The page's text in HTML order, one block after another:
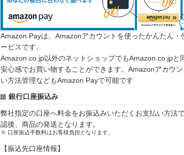
Amazon Payは、Amazonアカウントを使ったかんたん・
ービスです。
Amazon.co.jp以外のネットショップでもAmazon.co.jpと
安心感でお買い物することができます。Amazonアカウ
い方法管理などもAmazon Payで可能です
銀行口座振込み
弊社指定の口座へ料金をお振込みいただくお支払い方法
認後、商品の発送となります。
※ 口座振込手数料はお客様負担となります。
【振込先口座情報】